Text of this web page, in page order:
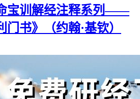
宝训解经注释系列——
书》（约翰·基钦）